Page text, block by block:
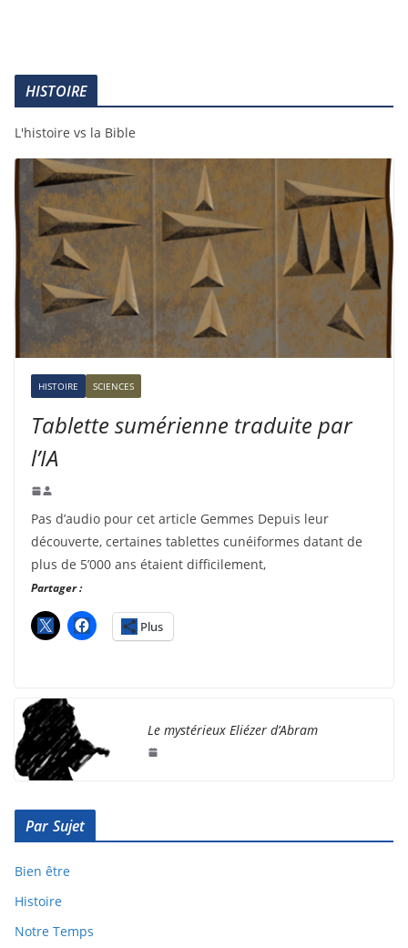
HISTOIRE
L'histoire vs la Bible
HISTOIRE SCIENCES
Tablette sumérienne traduite par
l’IA
Pas d’audio pour cet article Gemmes Depuis leur
découverte, certaines tablettes cunéiformes datant de
plus de 5’000 ans étaient difficilement,
Partager :
Plus
Le mystérieux Eliézer d’Abram
Par Sujet
Bien être
Histoire
Notre Temps